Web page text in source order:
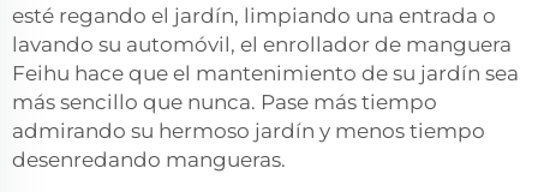
esté regando el jardín, limpiando una entrada o
lavando su automóvil, el enrollador de manguera
Feihu hace que el mantenimiento de su jardín sea
más sencillo que nunca. Pase más tiempo
admirando su hermoso jardín y menos tiempo
desenredando mangueras.